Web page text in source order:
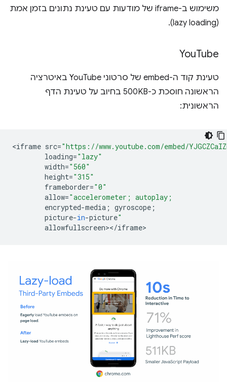
משימוש ב-iframe של מודעות עם טעינת נתונים בזמן אמת
(lazy loading).
YouTube
טעינת קוד ה-embed של סרטוני YouTube באיטרציה
הראשונה חוסכת כ-500KB בחיוב על טעינת הדף
הראשונית:
<iframe src="https://www.youtube.com/embed/
loading="lazy"
width="560"
height="315"
frameborder="0"
allow="accelerometer; autoplay;
encrypted-media ; gyroscope ;
picture-in-picture"
allowfullscreen></iframe